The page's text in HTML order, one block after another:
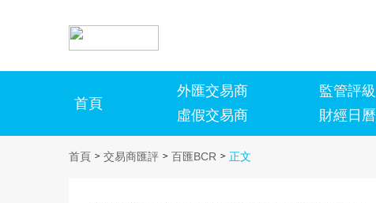
首頁
外匯交易商
虛假交易商
監管評級
財經日曆
首頁 > 交易商匯評 > 百匯BCR > 正文